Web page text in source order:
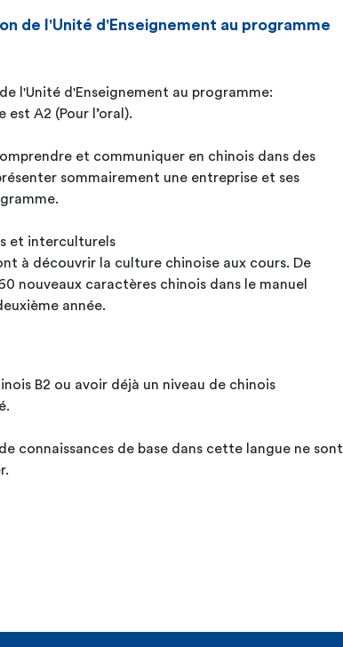
de l'Unité d'Enseignement au programme
l'Unité d'Enseignement au programme:
est A2 (Pour l’oral).
et communiquer en chinois dans des
sommairement une entreprise et ses
et interculturels
à découvrir la culture chinoise aux cours. De
nouveaux caractères chinois dans le manuel
année.
B2 ou avoir déjà un niveau de chinois
connaissances de base dans cette langue ne sont